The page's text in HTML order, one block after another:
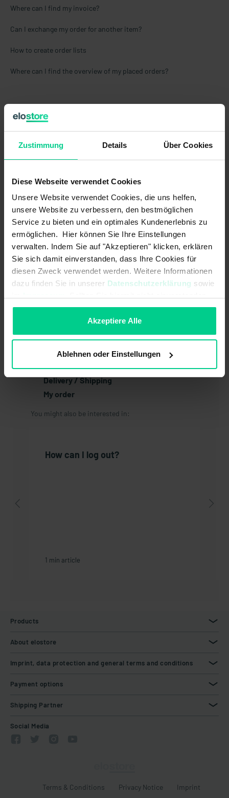
Zustimmung Details Über Cookies
Diese Webseite verwendet Cookies
Unsere Website verwendet Cookies, die uns helfen,
unsere Website zu verbessern, den bestmöglichen
Service zu bieten und ein optimales Kundenerlebnis zu
ermöglichen. Hier können Sie Ihre Einstellungen
verwalten. Indem Sie auf "Akzeptieren" klicken, erklären
Sie sich damit einverstanden, dass Ihre Cookies für
diesen Zweck verwendet werden. Weitere Informationen
dazu finden Sie in unserer Datenschutzerklärung sowie
sein, können Sie die Verwendung von Cookies hier
Akzeptiere Alle
Ablehnen oder Einstellungen
Where can I find my invoice?
Can I exchange my order for another item?
How to create order lists
Where can I find the overview of my placed orders?
you have the option of entering several delivery addresses in your
customer account. During check-out, you have the option of
changing the desired address in the overview.
Related help topics
See other articles in:
General
Newsletter
Registration / Deregistration
Guarantee / Warranty
Pricing policy
Customer account
Return
Payment
Delivery / Shipping
My order
You might also be interested in:
How can I log out?
1 min article
Products
About elostore
Imprint, data protection and general terms and conditions
Payment options
Shipping Partner
Social Media
Terms & Conditions Privacy Notice Imprint